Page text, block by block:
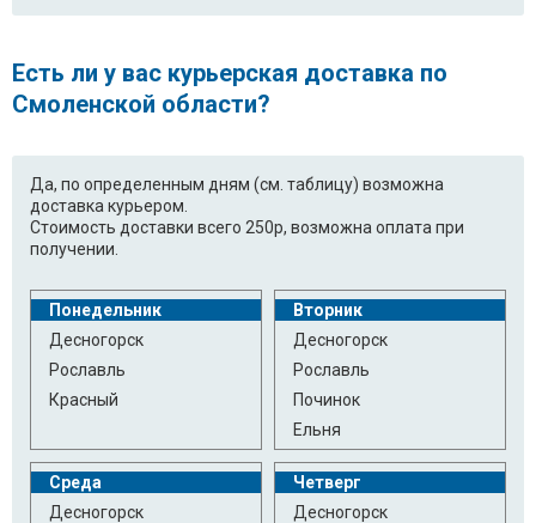
Есть ли у вас курьерская доставка по
Смоленской области?
Да, по определенным дням (см. таблицу) возможна
доставка курьером.
Стоимость доставки всего 250р, возможна оплата при
получении.
Понедельник
Десногорск
Рославль
Красный
Вторник
Десногорск
Рославль
Починок
Ельня
Среда
Десногорск
Четверг
Десногорск